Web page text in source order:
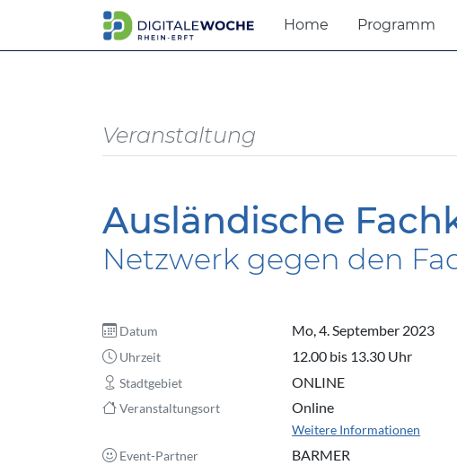
Home Programm
Veranstaltung
Ausländische
Netzwerk gegen den
Datum Mo, 4. September 2023
Uhrzeit 12.00 bis 13.30 Uhr
Stadtgebiet ONLINE
Veranstaltungsort Online
Weitere Informationen
Event-Partner
BARMER